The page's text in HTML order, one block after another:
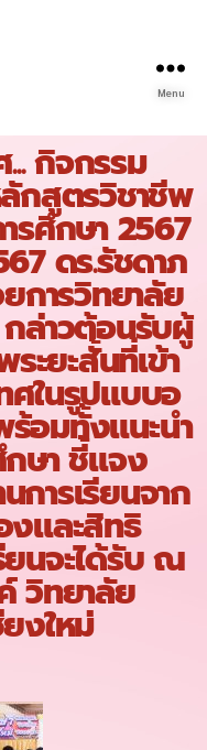
Menu
กิจกรรม
กสูตรวิชาชีพ
รศึกษา 2567
ดร.รัชดาภ
การวิทยาลัย
ล่าวต้อนรับผู้
ะยะสั้นที่เข้า
ศในรูปแบบอ
อมทั้งแนะนำ
ษา ชี้แจง
การเรียนจาก
งและสิทธิ
ยนจะได้รับ ณ
วิทยาลัย
งใหม่